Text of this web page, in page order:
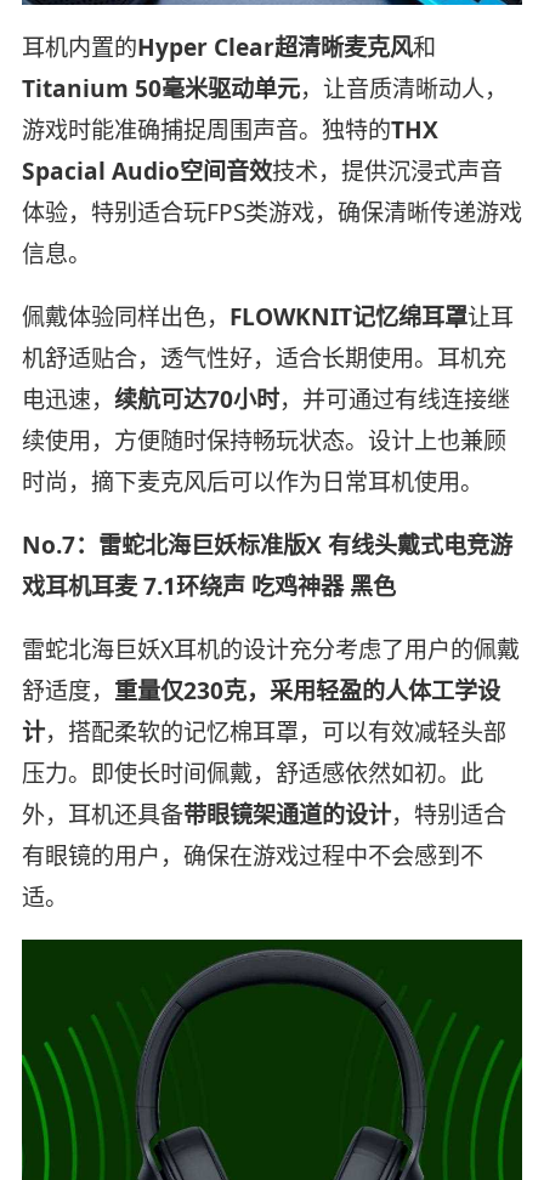
耳机内置的Hyper Clear超清晰麦克风和
Titanium 50毫米驱动单元，让音质清晰动人，
游戏时能准确捕捉周围声音。独特的THX
Spacial Audio空间音效技术，提供沉浸式声音
体验，特别适合玩FPS类游戏，确保清晰传递游戏
信息。
佩戴体验同样出色， FLOWKNIT记忆绵耳罩让耳
机舒适贴合，透气性好，适合长期使用。耳机充
电迅速， 续航可达70小时，并可通过有线连接继
续使用，方便随时保持畅玩状态。设计上也兼顾
时尚，摘下麦克风后可以作为日常耳机使用。
No.7：雷蛇北海巨妖标准版X 有线头戴式电竞游
戏耳机耳麦 7.1环绕声 吃鸡神器 黑色
雷蛇北海巨妖X耳机的设计充分考虑了用户的佩戴
舒适度， 重量仅230克，采用轻盈的人体工学设
计，搭配柔软的记忆棉耳罩，可以有效减轻头部
压力。即使长时间佩戴，舒适感依然如初。此
外，耳机还具备带眼镜架通道的设计，特别适合
有眼镜的用户，确保在游戏过程中不会感到不
适。